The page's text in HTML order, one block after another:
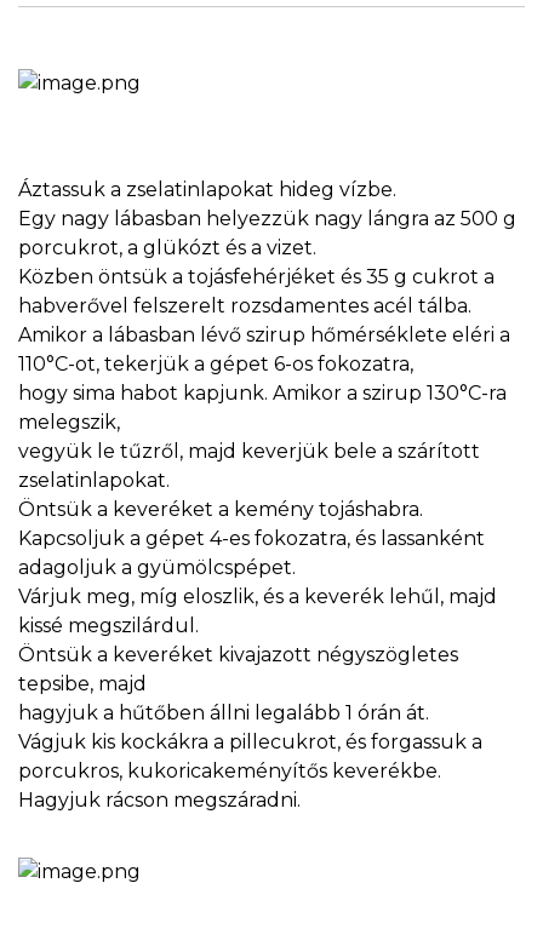
Áztassuk a zselatinlapokat hideg vízbe.
Egy nagy lábasban helyezzük nagy lángra az 500 g
porcukrot, a glükózt és a vizet.
Közben öntsük a tojásfehérjéket és 35 g cukrot a
habverővel felszerelt rozsdamentes acél tálba.
Amikor a lábasban lévő szirup hőmérséklete eléri a
110°C-ot, tekerjük a gépet 6-os fokozatra,
hogy sima habot kapjunk. Amikor a szirup 130°C-ra
melegszik,
vegyük le tűzről, majd keverjük bele a szárított
zselatinlapokat.
Öntsük a keveréket a kemény tojáshabra.
Kapcsoljuk a gépet 4-es fokozatra, és lassanként
adagoljuk a gyümölcspépet.
Várjuk meg, míg eloszlik, és a keverék lehűl, majd
kissé megszilárdul.
Öntsük a keveréket kivajazott négyszögletes
tepsibe, majd
hagyjuk a hűtőben állni legalább 1 órán át.
Vágjuk kis kockákra a pillecukrot, és forgassuk a
porcukros, kukoricakeményítős keverékbe.
Hagyjuk rácson megszáradni.